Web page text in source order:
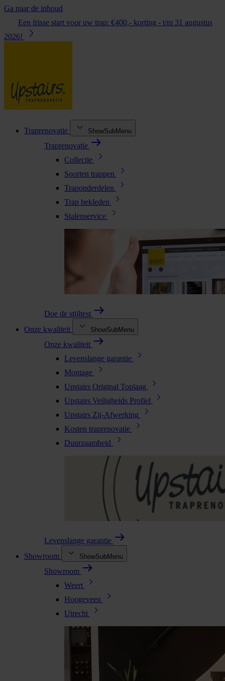
Ga naar de inhoud
Een frisse start voor uw trap: €400,- korting - t/m 31 augustus
2026!
Traprenovatie ShowSubMenu
Traprenovatie
Collectie
Soorten trappen
Traponderdelen
Trap bekleden
Stalenservice
Doe de stijltest
Onze kwaliteit
ShowSubMenu
Onze kwaliteit
Levenslange garantie
Montage
Upstairs Original Toplaag
Upstairs Veiligheids Profiel
Upstairs Zij-Afwerking
Kosten traprenovatie
Duurzaamheid
Levenslange garantie
Showroom
ShowSubMenu
Showroom
Weert
Hoogeveen
Utrecht